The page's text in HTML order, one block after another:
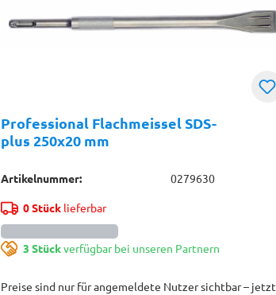
Professional Flachmeissel SDS-
plus 250x20 mm
Artikelnummer: 0279630
0 Stücklieferbar
3 Stückverfügbar bei unseren Partnern
Preise sind nur für angemeldete Nutzer sichtbar – jetzt